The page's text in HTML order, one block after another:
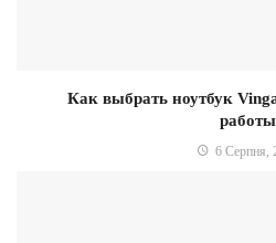
Как выбрать ноутбук
работы
6 Серпня,